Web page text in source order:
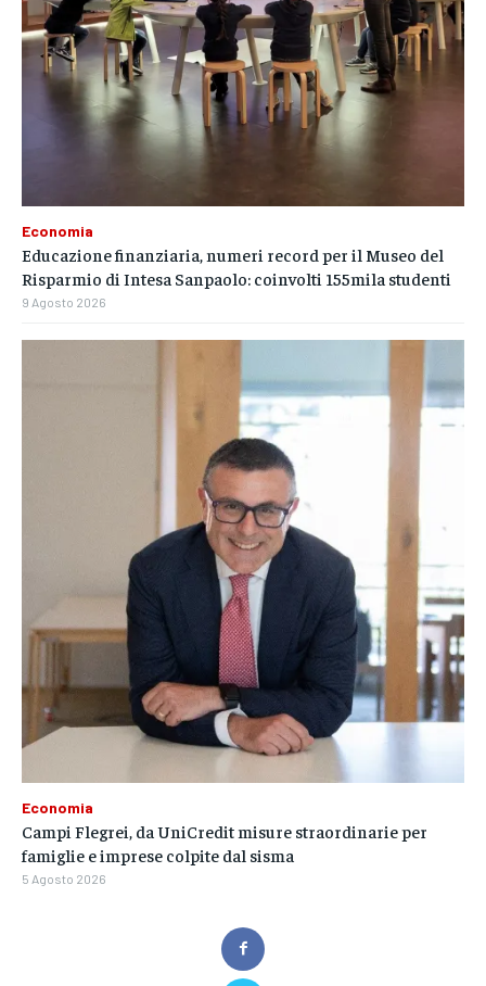
Economia
Educazione finanziaria, numeri record per il Museo del
Risparmio di Intesa Sanpaolo: coinvolti 155mila studenti
9 Agosto 2026
Economia
Campi Flegrei, da UniCredit misure straordinarie per
famiglie e imprese colpite dal sisma
5 Agosto 2026